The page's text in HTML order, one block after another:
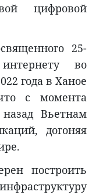
цифровой
25-
во
года в Ханое
с момента
Вьетнам
догоняя
построить